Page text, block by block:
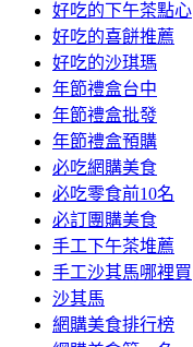
好吃的下午茶點心
好吃的喜餅推薦
好吃的沙琪瑪
年節禮盒台中
年節禮盒批發
年節禮盒預購
必吃網購美食
必吃零食前10名
必訂團購美食
手工下午茶堆薦
手工沙其馬哪裡買
沙其馬
網購美食排行榜